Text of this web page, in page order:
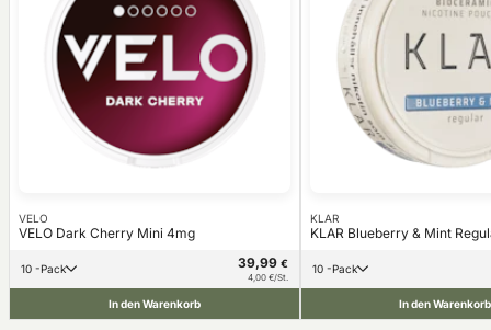
VELO
VELO Dark Cherry Mini 4mg
10 -Pack 39,99 €
4,00 €/St.
In den Warenkorb
KLAR
KLAR Blueberry & Mint
10 -Pack
In den Warenkorb